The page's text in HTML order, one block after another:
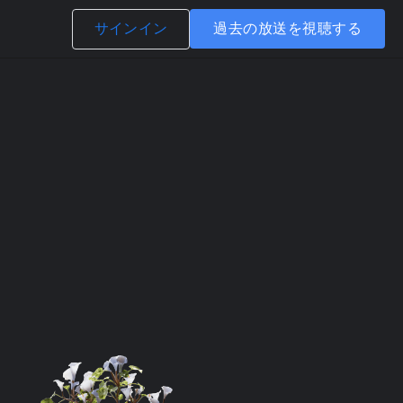
サインイン 過去の放送を視聴する